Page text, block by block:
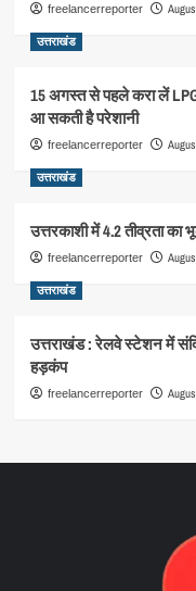
freelancerreporter
उत्तराखंड
15 अगस्त से पहले करा लें
आ सकती है परेशानी
freelancerreporter
उत्तराखंड
उत्तरकाशी में 4.2 तीव्रता
freelancerreporter
उत्तराखंड
उत्तराखंड : रेलवे स्टेशन में
हड़कंप
freelancerreporter